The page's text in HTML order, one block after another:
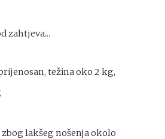
zahtjeva...
težina oko 2 kg,
zbog lakšeg nošenja okolo